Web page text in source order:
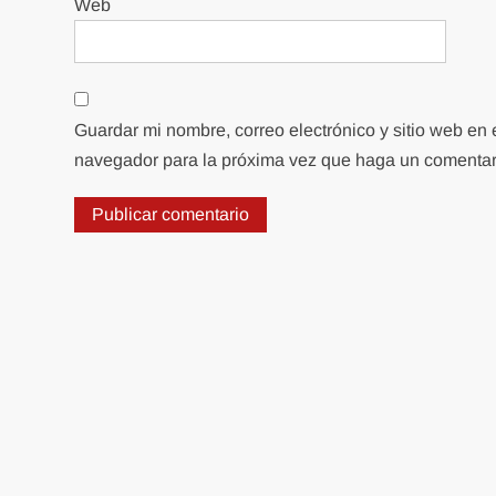
Web
Guardar mi nombre, correo electrónico y sitio web en
navegador para la próxima vez que haga un